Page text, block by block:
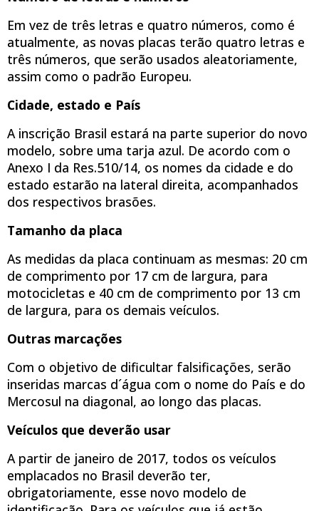
Em vez de três letras e quatro números, como é
atualmente, as novas placas terão quatro letras e
três números, que serão usados aleatoriamente,
assim como o padrão Europeu.
Cidade, estado e País
A inscrição Brasil estará na parte superior do novo
modelo, sobre uma tarja azul. De acordo com o
Anexo I da Res.510/14, os nomes da cidade e do
estado estarão na lateral direita, acompanhados
dos respectivos brasões.
Tamanho da placa
As medidas da placa continuam as mesmas: 20 cm
de comprimento por 17 cm de largura, para
motocicletas e 40 cm de comprimento por 13 cm
de largura, para os demais veículos.
Outras marcações
Com o objetivo de dificultar falsificações, serão
inseridas marcas d´água com o nome do País e do
Mercosul na diagonal, ao longo das placas.
Veículos que deverão usar
A partir de janeiro de 2017, todos os veículos
emplacados no Brasil deverão ter,
obrigatoriamente, esse novo modelo de